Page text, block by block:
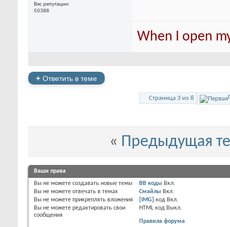
Вес репутации
50388
When I open
+ Ответить в теме
Страница 3 из 8
« Предыдущая
Ваши права
Вы не можете создавать новые темы
Вы не можете отвечать в темах
Вы не можете прикреплять вложения
Вы не можете редактировать свои
сообщения
BB коды Вкл.
Смайлы Вкл.
[IMG] код Вкл.
HTML код Выкл.
Правила форума